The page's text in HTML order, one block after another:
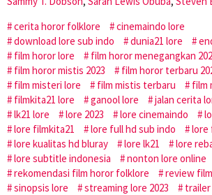
cerita horor folklore
cinemaindo lore
download lore sub indo
dunia21 lore
film horor lore
film horor menegangkan
film horor mistis 2023
film horor terbaru
film misteri lore
film mistis terbaru
film
filmkita21 lore
ganool lore
jalan cerita
lk21 lore
lore 2023 lore cinemaindo
lore filmkita21
lore full hd sub indo
lore
lore kualitas hd bluray
lore lk21
lore
lore subtitle indonesia
nonton lore online
rekomendasi film horor folklore
review
sinopsis lore
streaming lore 2023
trailer